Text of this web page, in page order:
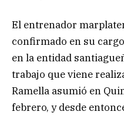
El entrenador
confirmado en su
en la entidad
trabajo que viene
Ramella asumió en
febrero, y desde